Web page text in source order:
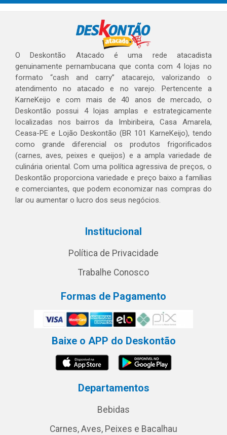
O Deskontão Atacado é uma rede atacadista
genuinamente pernambucana que conta com 4 lojas no
formato “cash and carry” atacarejo, valorizando o
atendimento no atacado e no varejo. Pertencente a
KarneKeijo e com mais de 40 anos de mercado, o
Deskontão possui 4 lojas amplas e estrategicamente
localizadas nos bairros da Imbiribeira, Casa Amarela,
Ceasa-PE e Lojão Deskontão (BR 101 KarneKeijo), tendo
como grande diferencial os produtos frigorificados
(carnes, aves, peixes e queijos) e a ampla variedade de
culinária oriental. Com uma política agressiva de preços, o
Deskontão proporciona variedade e preço baixo a famílias
e comerciantes, que podem economizar nas compras do
lar ou aumentar o lucro dos seus negócios.
Institucional
Política de Privacidade
Trabalhe Conosco
Formas de Pagamento
Baixe o APP do Deskontão
Departamentos
Bebidas
Carnes, Aves, Peixes e Bacalhau